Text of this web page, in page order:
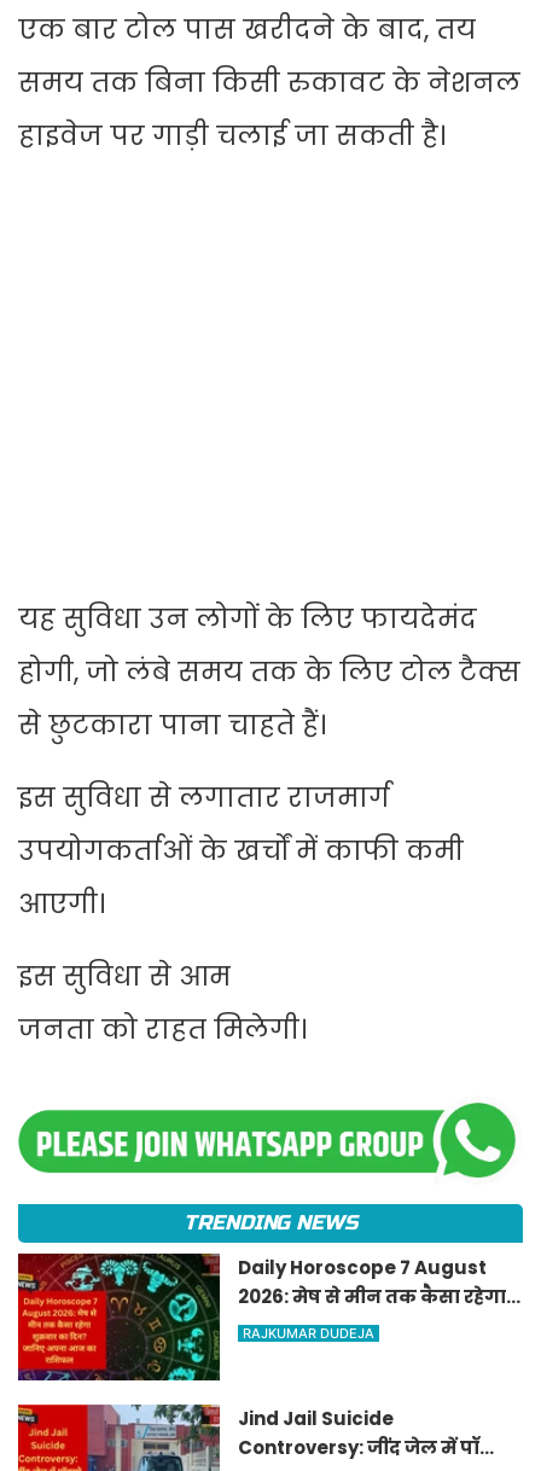
एक बार टोल पास खरीदने के बाद, तय
समय तक बिना किसी रुकावट के नेशनल
हाइवेज पर गाड़ी चलाई जा सकती है।
यह सुविधा उन लोगों के लिए फायदेमंद
होगी, जो लंबे समय तक के लिए टोल टैक्स
से छुटकारा पाना चाहते हैं।
इस सुविधा से लगातार राजमार्ग
उपयोगकर्ताओं के खर्चों में काफी कमी
आएगी।
इस सुविधा से आम
जनता को राहत मिलेगी।
TRENDING NEWS
Daily Horoscope 7 August
2026: मेष से मीन तक कैसा रहेगा
शुक्रवार का दिन? जानिए अपना
RAJKUMAR DUDEJA
Jind Jail Suicide
Controversy: जींद जेल में पॉक्सो